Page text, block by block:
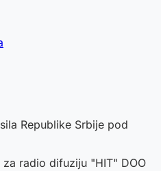
Republike Srbije pod
radio difuziju "HIT" DOO